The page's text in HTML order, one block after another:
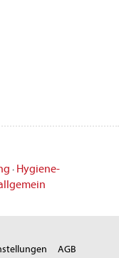
· Hygiene-
AGB